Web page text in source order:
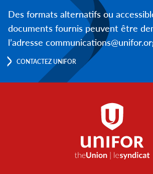
Des formats alternatifs ou
documents fournis peuvent être
l’adresse
CONTACTEZ UNIFOR